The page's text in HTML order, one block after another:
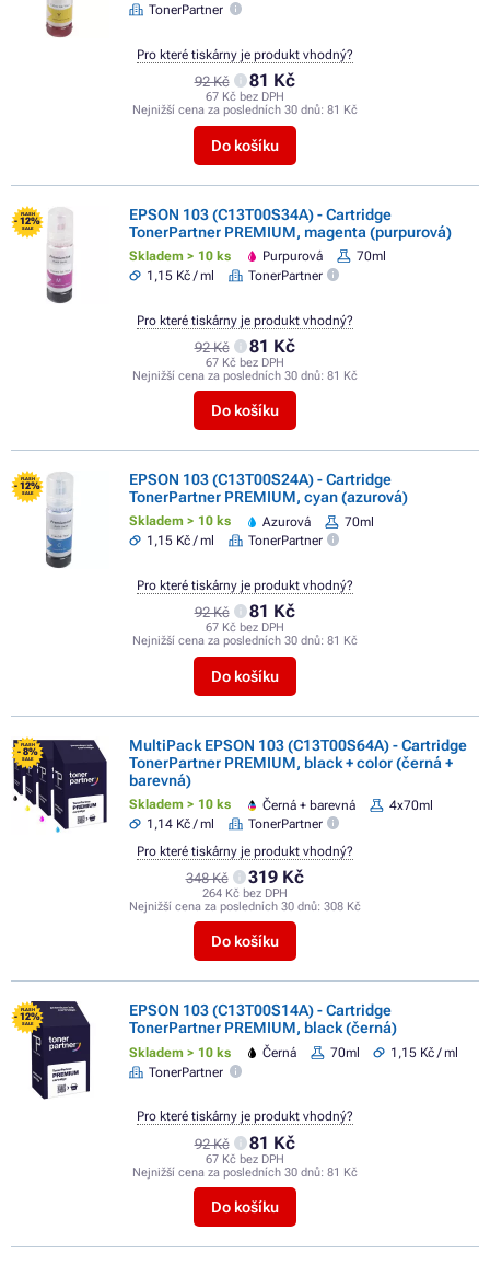
TonerPartner
92 Kč 81 Kč
67 Kč bez DPH
Nejnižší cena za posledních 30 dnů: 81 Kč
Do košíku
Pro které tiskárny je produkt vhodný?
FLASH
- 12%
SALE
EPSON 103 (C13T00S34A) - Cartridge
TonerPartner PREMIUM, magenta (purpurová)
Skladem > 10 ks Purpurová
70ml
1,15 Kč / ml
TonerPartner
92 Kč 81 Kč
67 Kč bez DPH
Nejnižší cena za posledních 30 dnů: 81 Kč
Do košíku
Pro které tiskárny je produkt vhodný?
FLASH
- 12%
SALE
EPSON 103 (C13T00S24A) - Cartridge
TonerPartner PREMIUM, cyan (azurová)
Skladem > 10 ks Azurová
70ml
1,15 Kč / ml
TonerPartner
92 Kč 81 Kč
67 Kč bez DPH
Nejnižší cena za posledních 30 dnů: 81 Kč
Do košíku
Pro které tiskárny je produkt vhodný?
FLASH
- 8%
SALE
MultiPack EPSON 103 (C13T00S64A) - Cartridge
TonerPartner PREMIUM, black + color (černá +
barevná)
Skladem > 10 ks Černá + barevná
4x70ml
1,14 Kč / ml
TonerPartner
348 Kč 319 Kč
264 Kč bez DPH
Nejnižší cena za posledních 30 dnů: 308 Kč
Do košíku
Pro které tiskárny je produkt vhodný?
FLASH
- 12%
SALE
EPSON 103 (C13T00S14A) - Cartridge
TonerPartner PREMIUM, black (černá)
Skladem > 10 ks Černá 70ml
1,15 Kč / ml
TonerPartner
92 Kč 81 Kč
67 Kč bez DPH
Nejnižší cena za posledních 30 dnů: 81 Kč
Do košíku
Pro které tiskárny je produkt vhodný?